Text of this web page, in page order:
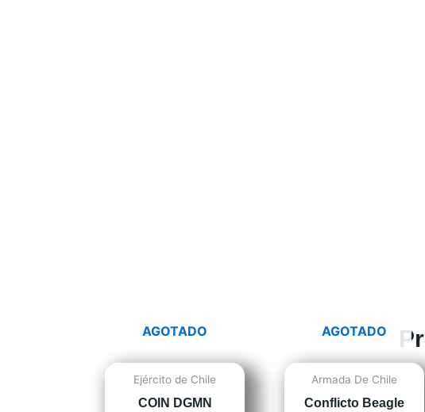
AGOTADO
Ejército de Chile
COIN DGMN
AGOTADO
Armada De Chile
Conflicto Beagle